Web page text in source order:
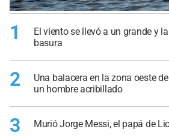
1
El viento se llevó a un grande y
basura
2
Una balacera en la zona oeste
un hombre acribillado
3 Murió Jorge Messi, el papá de